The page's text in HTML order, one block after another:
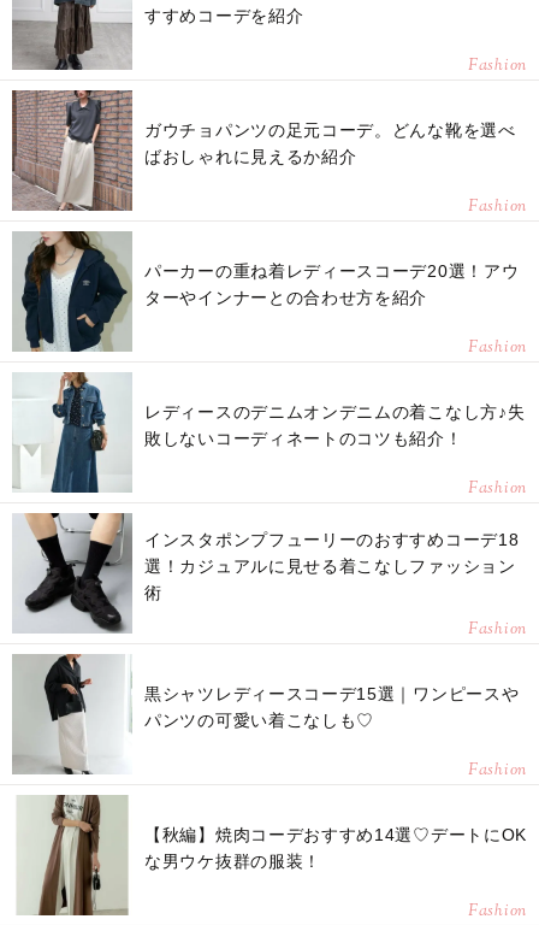
すすめコーデを紹介
Fashion
ガウチョパンツの足元コーデ。どんな靴を選べ
ばおしゃれに見えるか紹介
Fashion
パーカーの重ね着レディースコーデ20選！アウ
ターやインナーとの合わせ方を紹介
Fashion
レディースのデニムオンデニムの着こなし方♪失
敗しないコーディネートのコツも紹介！
Fashion
インスタポンプフューリーのおすすめコーデ18
選！カジュアルに見せる着こなしファッション
術
Fashion
黒シャツレディースコーデ15選｜ワンピースや
パンツの可愛い着こなしも♡
Fashion
【秋編】焼肉コーデおすすめ14選♡デートにOK
な男ウケ抜群の服装！
Fashion